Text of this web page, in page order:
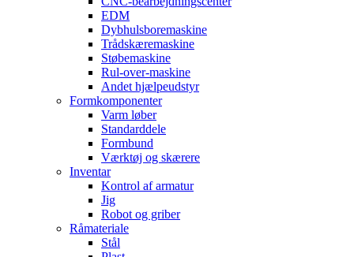
EDM
Dybhulsboremaskine
Trådskæremaskine
Støbemaskine
Rul-over-maskine
Andet hjælpeudstyr
Formkomponenter
Varm løber
Standarddele
Formbund
Værktøj og skærere
Inventar
Kontrol af armatur
Jig
Robot og griber
Råmateriale
Stål